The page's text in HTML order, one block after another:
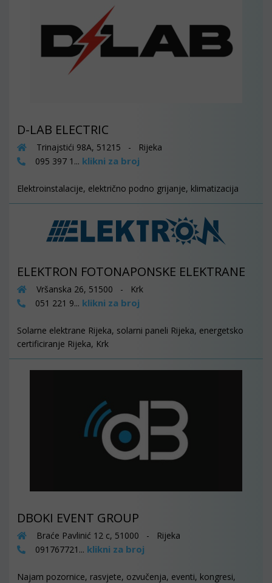
D-LAB ELECTRIC
Trinajstići 98A, 51215 - Rijeka
095 397 1... klikni za broj
Elektroinstalacije, električno podno grijanje, klimatizacija
ELEKTRON FOTONAPONSKE ELEKTRANE
Vršanska 26, 51500 - Krk
051 221 9... klikni za broj
Solarne elektrane Rijeka, solarni paneli Rijeka, energetsko
certificiranje Rijeka, Krk
DBOKI EVENT GROUP
Braće Pavlinić 12 c, 51000 - Rijeka
091767721... klikni za broj
Najam pozornice, rasvjete, ozvučenja, eventi, kongresi,